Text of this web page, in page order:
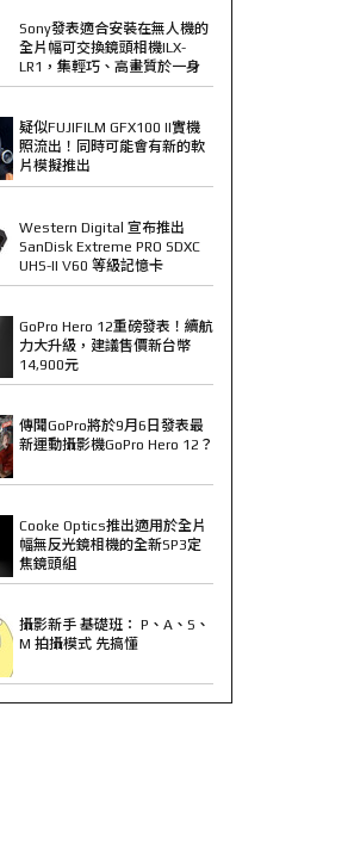
Sony發表適合安裝在無人機的
全片幅可交換鏡頭相機ILX-
LR1，集輕巧、高畫質於一身
疑似FUJIFILM GFX100 II實機
照流出！同時可能會有新的軟
片模擬推出
Western Digital 宣布推出
SanDisk Extreme PRO SDXC
UHS-II V60 等級記憶卡
GoPro Hero 12重磅發表！續航
力大升級，建議售價新台幣
14,900元
傳聞GoPro將於9月6日發表最
新運動攝影機GoPro Hero 12？
Cooke Optics推出適用於全片
幅無反光鏡相機的全新SP3定
焦鏡頭組
攝影新手 基礎班： P、A、S、
M 拍攝模式 先搞懂